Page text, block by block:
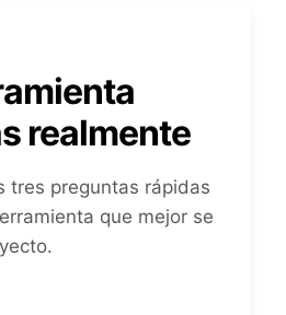
realmente
tres preguntas rápidas
que mejor se